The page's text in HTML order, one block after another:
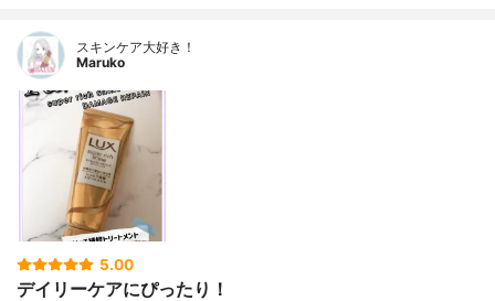
スキンケア大好き！
Maruko
5.00
デイリーケアにぴったり！